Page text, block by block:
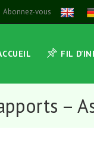
Abonnez-vous
FIL
–